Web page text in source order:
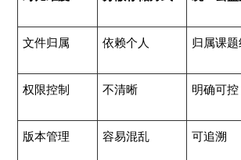
文件归属 依赖个人 归属课题
权限控制 不清晰 明确可控
版本管理 容易混乱 可追溯